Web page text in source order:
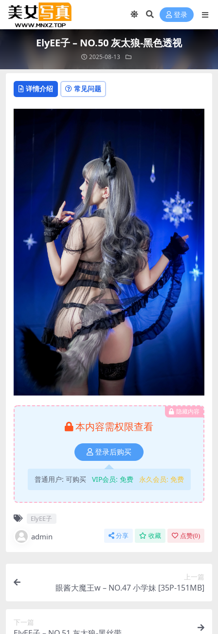
登录
ElyEE子 – NO.50 灰太狼-黑色透视
2025-08-13
详情介绍 常见问题
隐藏内容
本内容需权限查看
登录后购买
普通用户: 可购买 VIP会员: 免费 永久会员: 免费
ElyEE子
admin 分享 收藏 点赞(0)
上一篇
眼酱大魔王w – NO.47 小学妹 [35P-151MB]
下一篇